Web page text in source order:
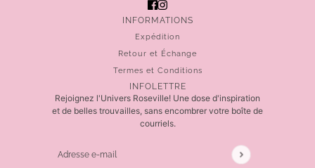
INFORMATIONS
Expédition
Retour et Échange
Termes et Conditions
INFOLETTRE
Rejoignez l'Univers Roseville! Une dose d'inspiration
et de belles trouvailles, sans encombrer votre boîte de
courriels.
Adresse e-mail
Ce site est protégé par hCaptcha, et la